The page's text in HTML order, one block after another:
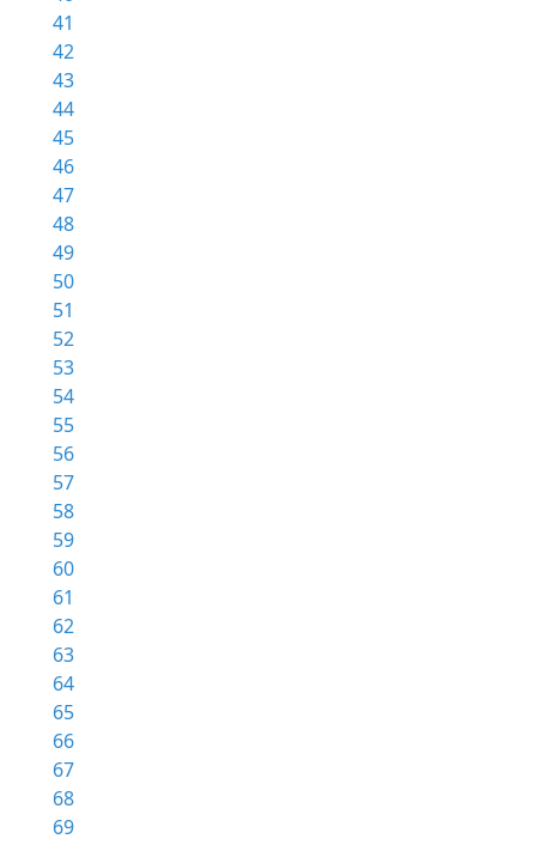
41
42
43
44
45
46
47
48
49
50
51
52
53
54
55
56
57
58
59
60
61
62
63
64
65
66
67
68
69